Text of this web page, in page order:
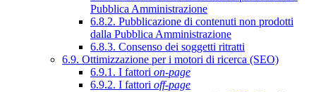
Pubblica Amministrazione
6.8.2. Pubblicazione di contenuti non prodotti
dalla Pubblica Amministrazione
6.8.3. Consenso dei soggetti ritratti
6.9. Ottimizzazione per i motori di ricerca (SEO)
6.9.1. I fattori on-page
6.9.2. I fattori off-page